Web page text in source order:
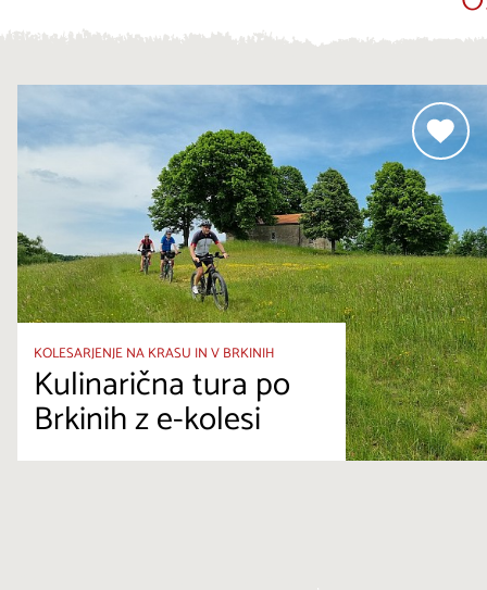
KOLESARJENJE NA KRASU IN V BRKINIH
Kulinarična tura po
Brkinih z e-kolesi